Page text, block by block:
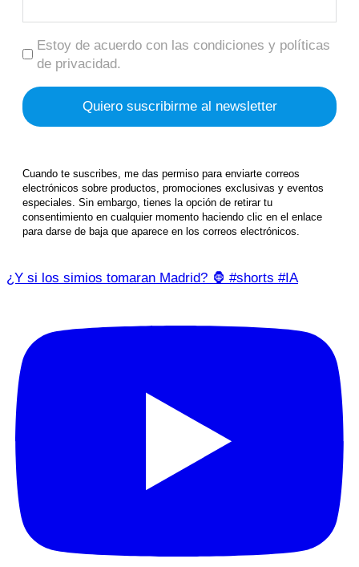
Estoy de acuerdo con las condiciones y políticas
de privacidad.
Cuando te suscribes, me das permiso para enviarte correos
electrónicos sobre productos, promociones exclusivas y eventos
especiales. Sin embargo, tienes la opción de retirar tu
consentimiento en cualquier momento haciendo clic en el enlace
para darse de baja que aparece en los correos electrónicos.
¿Y si los simios tomaran Madrid? 🦍 #shorts #IA